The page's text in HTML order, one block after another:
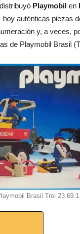
Playmobil en
auténticas piezas
y, a veces,
de Playmobil Brasil
Brasil Trol